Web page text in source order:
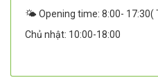
🌤️ Opening time: 8:00- 17:30(
Chủ nhật: 10:00-18:00